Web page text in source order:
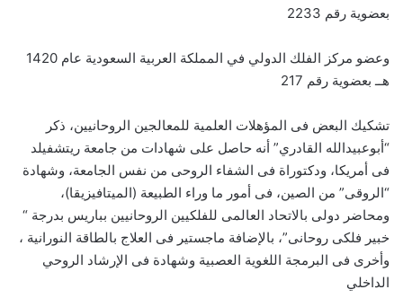
بعضوية رقم 2233
وعضو مركز الفلك الدولي في المملكة العربية السعودية عام 1420
هــ بعضوية رقم 217
تشكيك البعض فى المؤهلات العلمية للمعالجين الروحانيين، ذكر
“أبوعبيدالله القادري” أنه حاصل على شهادات من جامعة ريتشفيلد
فى أمريكا، ودكتوراة فى الشفاء الروحى من نفس الجامعة، وشهادة
“الروقى” من الصين، فى أمور ما وراء الطبيعة (الميتافيزيقا)،
ومحاضر دولى بالاتحاد العالمى للفلكيين الروحانيين بباريس بدرجة “
خبير فلكى روحانى”، بالإضافة ماجستير فى العلاج بالطاقة النورانية ،
وأخرى فى البرمجة اللغوية العصبية وشهادة فى الإرشاد الروحي
الداخلي